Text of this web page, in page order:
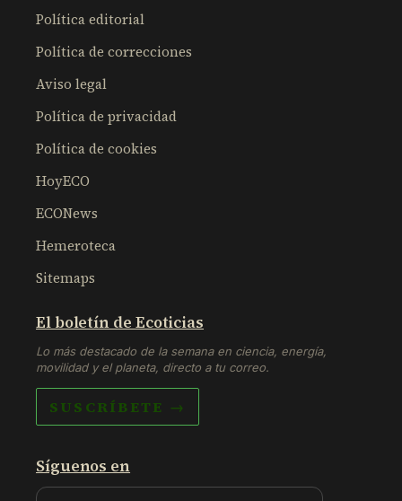
Política editorial
Política de correcciones
Aviso legal
Política de privacidad
Política de cookies
HoyECO
ECONews
Hemeroteca
Sitemaps
El boletín de Ecoticias
Lo más destacado de la semana en ciencia, energía,
movilidad y el planeta, directo a tu correo.
SUSCRÍBETE →
Síguenos en